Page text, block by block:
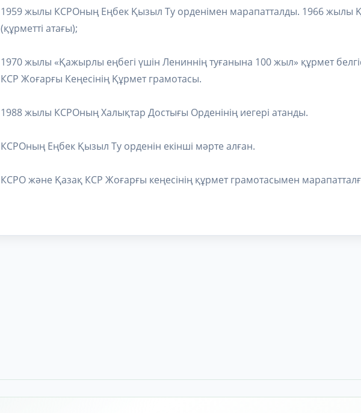
1959 жылы КСРОның Еңбек Қызыл Ту орденімен марапатталды. 1966 жылы
(құрметті атағы);
1970 жылы «Қажырлы еңбегі үшін Лениннің туғанына 100 жыл» құрмет
КСР Жоғарғы Кеңесінің Құрмет грамотасы.
1988 жылы КСРОның Халықтар Достығы Орденінің иегері атанды.
КСРОның Еңбек Қызыл Ту орденін екінші мәрте алған.
КСРО және Қазақ КСР Жоғарғы кеңесінің құрмет грамотасымен